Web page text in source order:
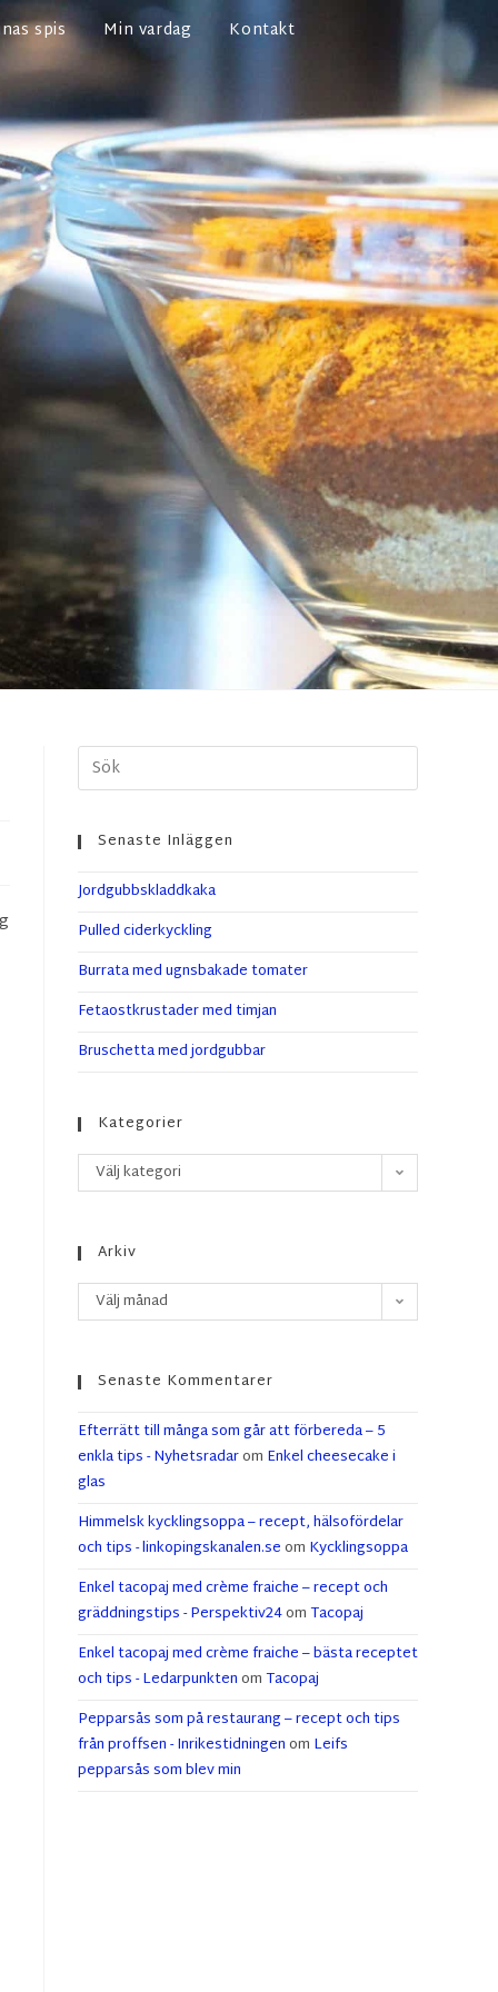
spis Min vardag Kontakt
Senaste Inläggen
Jordgubbskladdkaka
Pulled ciderkyckling
Burrata med ugnsbakade tomater
Fetaostkrustader med timjan
Bruschetta med jordgubbar
Kategorier
Välj kategori
Arkiv
Välj månad
Senaste Kommentarer
Efterrätt till många som går att förbereda – 5
enkla tips - Nyhetsradarom Enkel cheesecake i
glas
Himmelsk kycklingsoppa – recept, hälsofördelar
och tips - linkopingskanalen.seom Kycklingsoppa
Enkel tacopaj med crème fraiche – recept och
gräddningstips - Perspektiv24omTacopaj
Enkel tacopaj med crème fraiche – bästa receptet
och tips - LedarpunktenomTacopaj
Pepparsås som på restaurang – recept och tips
från proffsen - Inrikestidningenom Leifs
pepparsås som blev min